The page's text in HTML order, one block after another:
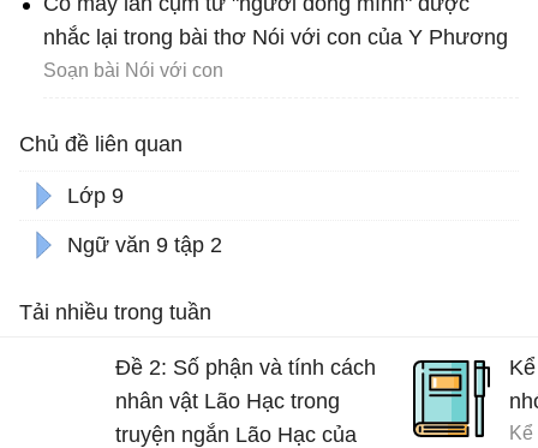
nhắc lại trong bài thơ Nói với con của Y Phương
Soạn bài Nói với con
Chủ đề liên quan
Lớp 9
Ngữ văn 9 tập 2
Tải nhiều trong tuần
Đề 2: Số phận và tính cách
nhân vật Lão Hạc trong
truyện ngắn Lão Hạc của